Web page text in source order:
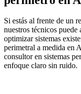
Si estás al frente de un
nuestros técnicos
optimizar sistemas
perimetral a medida en
consultor en sistemas
enfoque claro sin ruido.